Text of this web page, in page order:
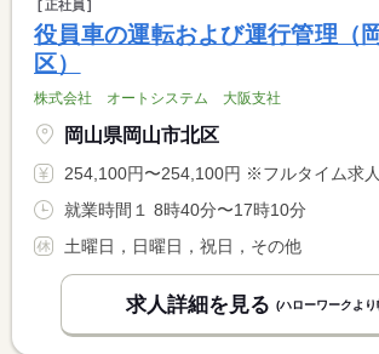
正社員
役員車の運転および運行管理（
区）
株式会社 オートシステム 大阪支社
岡山県岡山市北区
254,100円〜254,100円 ※フルタイム求人の場合は月額（換算額）、パート求人の場合は
就業時間１ 8時40分〜17時10分
土曜日，日曜日，祝日，その他
求人詳細を見る (ハローワークより